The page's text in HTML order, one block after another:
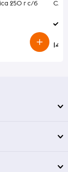
250 г с/б
145